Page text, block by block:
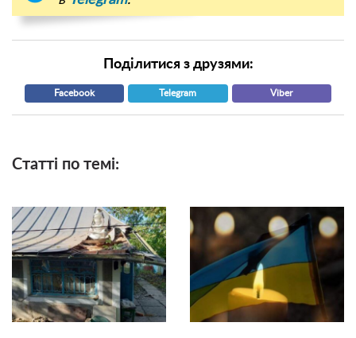
Поділитися з друзями:
Facebook Telegram Viber
Статті по темі: